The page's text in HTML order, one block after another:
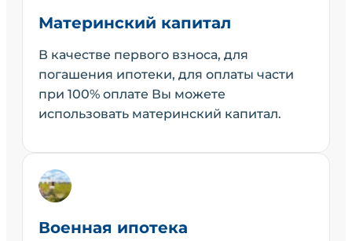
Материнский капитал
В качестве первого взноса, для
погашения ипотеки, для оплаты части
при 100% оплате Вы можете
использовать материнский капитал.
Военная ипотека